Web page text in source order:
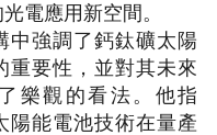
電應用新空間。
中強調了鈣鈦礦太陽
重要性，並對其未來
樂觀的看法。他指
陽能電池技術在量產